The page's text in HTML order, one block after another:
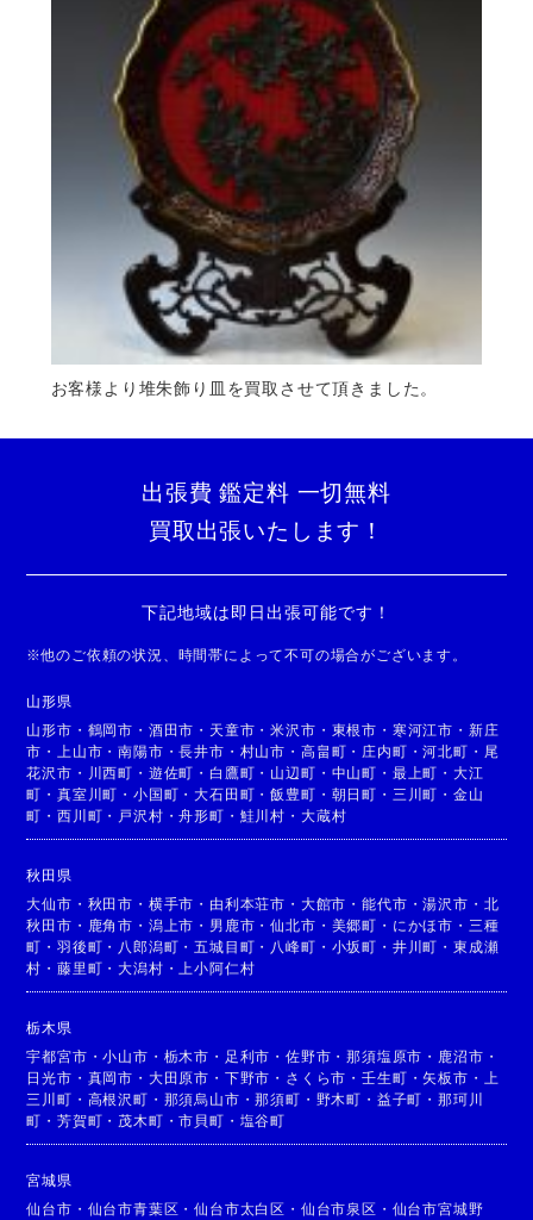
お客様より堆朱飾り皿を買取させて頂きました。
出張費 鑑定料 一切無料
買取出張いたします！
下記地域は即日出張可能です！
※他のご依頼の状況、時間帯によって不可の場合がございます。
山形県
山形市 ・ 鶴岡市 ・ 酒田市 ・ 天童市 ・米沢市 ・ 東根市 ・ 寒河江市 ・ 新庄
市 ・ 上山市 ・南陽市 ・長井市 ・ 村山市 ・ 高畠町 ・ 庄内町 ・河北町 ・ 尾
花沢市 ・ 川西町 ・ 遊佐町 ・ 白鷹町 ・ 山辺町 ・ 中山町 ・ 最上町 ・ 大江
町 ・真室川町 ・小国町 ・大石田町 ・飯豊町 ・ 朝日町 ・ 三川町 ・ 金山
町 ・西川町 ・ 戸沢村 ・舟形町 ・ 鮭川村 ・ 大蔵村
秋田県
大仙市 ・ 秋田市 ・ 横手市 ・ 由利本荘市 ・ 大館市 ・能代市 ・湯沢市 ・ 北
秋田市 ・ 鹿角市 ・ 潟上市 ・ 男鹿市 ・仙北市 ・ 美郷町 ・ にかほ市 ・ 三種
町 ・羽後町 ・ 八郎潟町 ・五城目町 ・ 八峰町 ・ 小坂町 ・ 井川町 ・ 東成瀬
村 ・藤里町 ・大潟村 ・ 上小阿仁村
栃木県
宇都宮市 ・小山市 ・ 栃木市 ・ 足利市 ・佐野市 ・那須塩原市 ・ 鹿沼市 ・
日光市 ・ 真岡市 ・ 大田原市 ・ 下野市 ・ さくら市 ・壬生町 ・矢板市 ・
上
三川町 ・ 高根沢町 ・ 那須烏山市 ・那須町 ・ 野木町 ・ 益子町 ・那珂川
町 ・芳賀町 ・ 茂木町 ・市貝町 ・ 塩谷町
宮城県
仙台市 ・ 仙台市青葉区 ・仙台市太白区 ・ 仙台市泉区 ・ 仙台市宮城野